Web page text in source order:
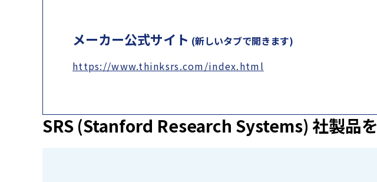
メーカー公式サイト (新しいタブで開きます)
https://www.thinksrs.com/index.html
SRS (Stanford Research Systems) 社製品を